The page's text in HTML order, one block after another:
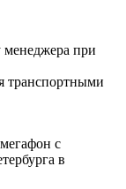
менеджера при
транспортными
с
в